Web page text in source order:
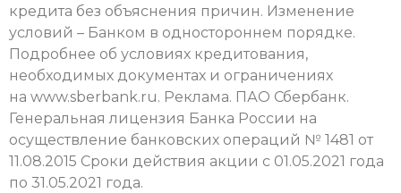
кредита без объяснения причин. Изменение
условий – Банком в одностороннем порядке.
Подробнее об условиях кредитования,
необходимых документах и ограничениях
на www.sberbank.ru. Реклама. ПАО Сбербанк.
Генеральная лицензия Банка России на
осуществление банковских операций № 1481 от
11.08.2015 Сроки действия акции с 01.05.2021 года
по 31.05.2021 года.